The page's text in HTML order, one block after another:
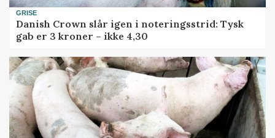
GRISE
Danish Crown slår igen i noteringsstrid: Tysk
gab er 3 kroner – ikke 4,30